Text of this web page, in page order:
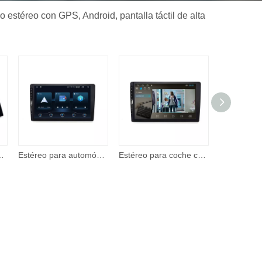
estéreo con GPS, Android, pantalla táctil de alta